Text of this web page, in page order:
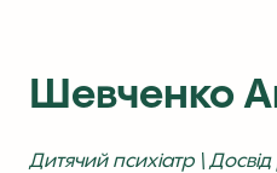
Шевченко
Дитячий психіатр \ Досвід